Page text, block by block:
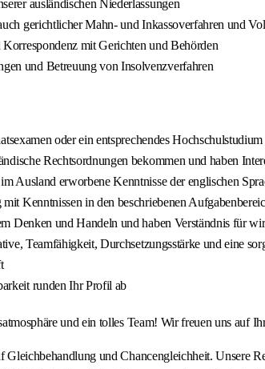
ausländischen Niederlassungen
gerichtlicher Mahn- und Inkassoverfahren und
mit Gerichten und Behörden
und Betreuung von Insolvenzverfahren
oder ein entsprechendes
Rechtsordnungen bekommen und haben
Ausland erworbene Kenntnisse der englischen
Kenntnissen in den beschriebenen
Denken und Handeln und haben Verständnis für
Teamfähigkeit, Durchsetzungsstärke und eine
runden Ihr Profil ab
und ein tolles Team! Wir freuen uns auf
Gleichbehandlung und Chancengleichheit. Unsere